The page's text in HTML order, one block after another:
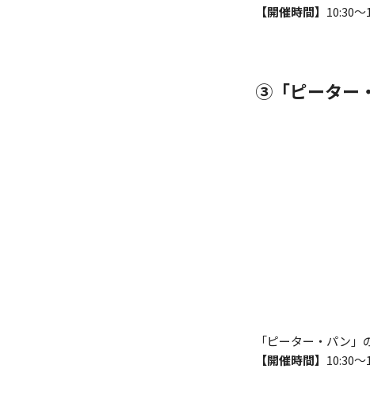
【開催時間】 10:30～
③ 「ピーター
「ピーター・パン
【開催時間】 10:30～